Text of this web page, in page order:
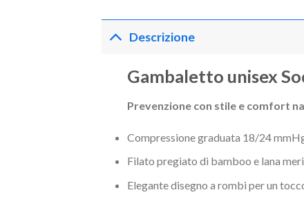
Descrizione
Gambaletto unisex
Prevenzione con stile e comfort
Compressione graduata 18/24
Filato pregiato di bamboo e lana
Elegante disegno a rombi per un